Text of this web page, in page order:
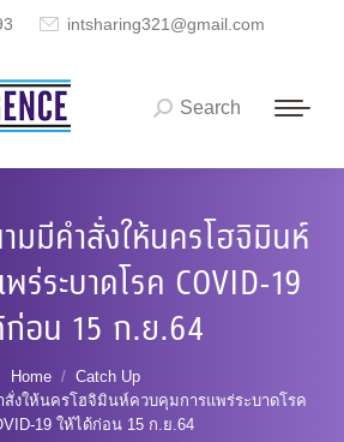
intsharing321@gmail.com
Search:
Search
มมีคำสั่งให้นครโฮจิมินห์
ระบาดโรค COVID-19
ก่อน 15 ก.ย.64
Home
Catch Up
สั่งให้นครโฮจิมินห์ควบคุมการแพร่ระบาดโรค
19 ให้ได้ก่อน 15 ก.ย.64